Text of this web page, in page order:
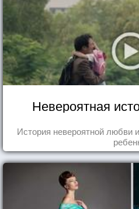
Невероятная
История невероятной любви